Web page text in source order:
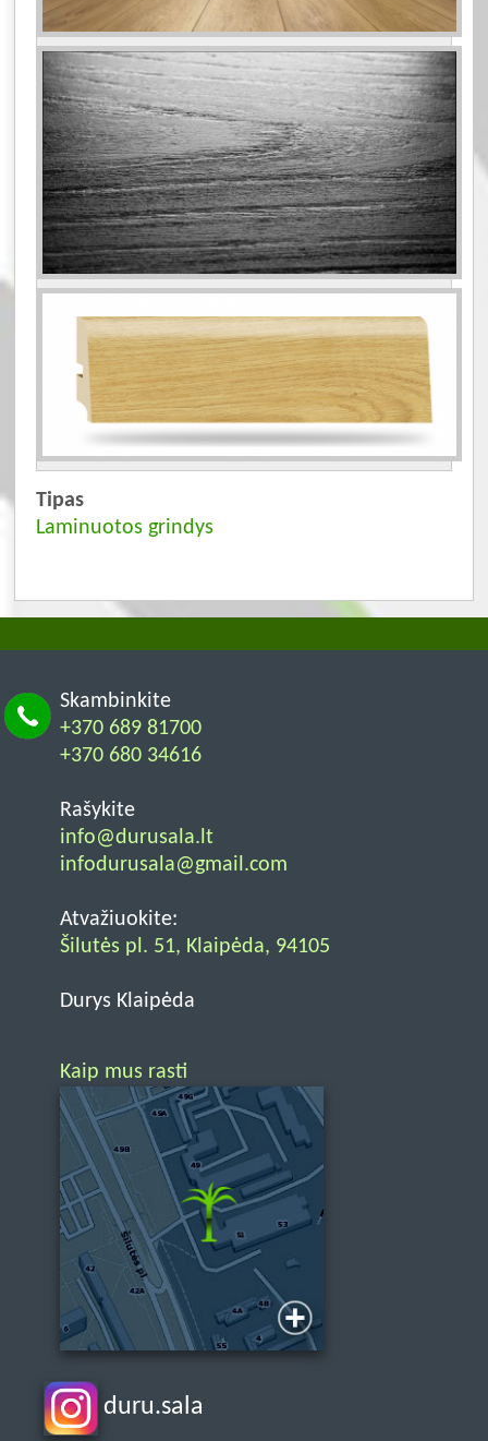
Tipas
Laminuotos grindys
Skambinkite
+370 689 81700
+370 680 34616
Rašykite
info@durusala.lt
infodurusala@gmail.com
Atvažiuokite:
Šilutės pl. 51, Klaipėda, 94105
Durys Klaipėda
Kaip mus rasti
duru.sala